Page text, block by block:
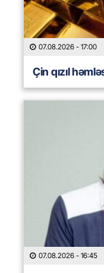
07.08.2026 - 17:00
Çin qızıl
07.08.2026 - 16:45